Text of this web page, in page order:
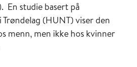
En studie basert på
Trøndelag (HUNT) viser den
menn, men ikke hos kvinner